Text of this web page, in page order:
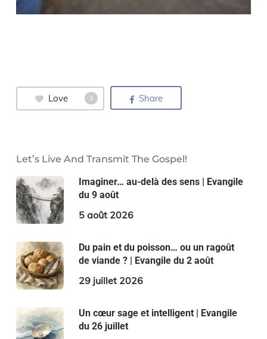
Love 3 Share
Let’s Live And Transmit The Gospel!
Imaginer… au-delà des sens | Evangile
du 9 août
5 août 2026
Du pain et du poisson… ou un ragoût
de viande ? | Evangile du 2 août
29 juillet 2026
Un cœur sage et intelligent | Evangile
du 26 juillet